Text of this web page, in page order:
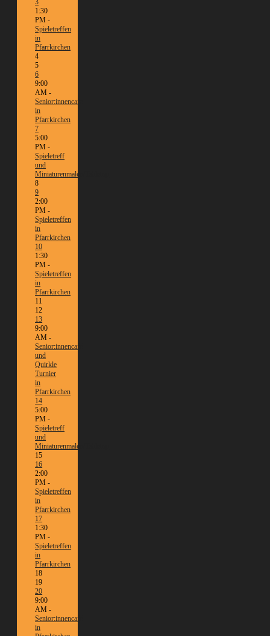
1:30
PM -
Spieletreffen
in
Pfarrkirchen
4
5
6
9:00
AM -
Senior:innencafé
in
Pfarrkirchen
7
5:00
PM -
Spieletreff
und
Miniaturenmalen/Tabletop
8
9
2:00
PM -
Spieletreffen
in
Pfarrkirchen
10
1:30
PM -
Spieletreffen
in
Pfarrkirchen
11
12
13
9:00
AM -
Senior:innencafé
und
Quirkle
Turnier
in
Pfarrkirchen
14
5:00
PM -
Spieletreff
und
Miniaturenmalen/Tabletop
15
16
2:00
PM -
Spieletreffen
in
Pfarrkirchen
17
1:30
PM -
Spieletreffen
in
Pfarrkirchen
18
19
20
9:00
AM -
Senior:innencafé
in